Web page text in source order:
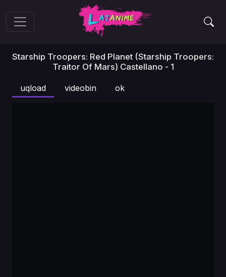
Starship Troopers: Red Planet (Starship Troopers:
Traitor Of Mars) Castellano - 1
uqload videobin ok